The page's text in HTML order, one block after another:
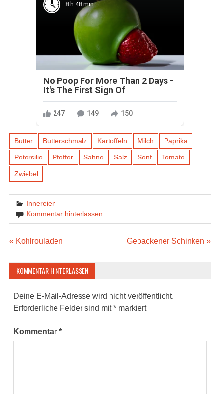
8 h 48 min
No Poop For More Than 2 Days -
It's The First Sign Of
247 149 150
Butter Butterschmalz Kartoffeln Milch Paprika
Petersilie Pfeffer Sahne Salz Senf Tomate
Zwiebel
Innereien
Kommentar hinterlassen
Beitragsnavigation
« Kohlrouladen Gebackener Schinken »
KOMMENTAR HINTERLASSEN
Deine E-Mail-Adresse wird nicht veröffentlicht.
Erforderliche Felder sind mit* markiert
Kommentar*